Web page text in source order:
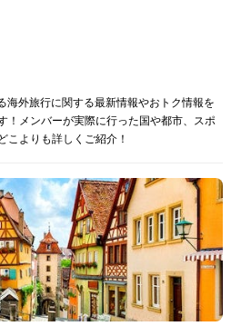
海外旅行に関する最新情報やおトク情報を
！メンバーが実際に行った国や都市、スポ
こよりも詳しくご紹介！